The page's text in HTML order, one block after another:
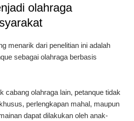
olahraga
menarik dari penelitian ini adalah
sebagai olahraga berbasis
cabang olahraga lain, petanque tidak
perlengkapan mahal, maupun
dapat dilakukan oleh anak-